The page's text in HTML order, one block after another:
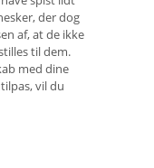
der dog
af, at de ikke
til dem.
med dine
vil du